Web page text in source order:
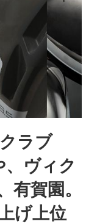
ラブ
ヴィク
有賀園。
げ上位